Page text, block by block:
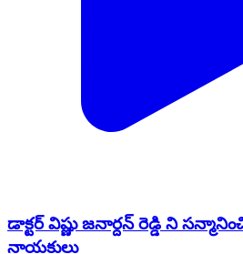
డాక్టర్ విష్ణు జనార్దన్ రెడ్డి ని
నాయకులు